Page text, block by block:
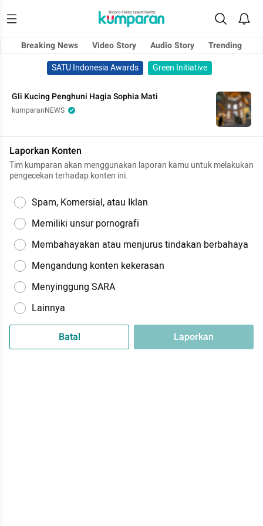
Breaking News Video Story Audio Story
Trending
SATU Indonesia Awards
Green Initiative
Gli Kucing Penghuni Hagia Sophia Mati
kumparanNEWS
Laporkan Konten
Tim kumparan akan menggunakan laporan kamu untuk melakukan
pengecekan terhadap konten ini.
Spam, Komersial, atau Iklan
Memiliki unsur pornografi
Membahayakan atau menjurus tindakan berbahaya
Mengandung konten kekerasan
Menyinggung SARA
Lainnya
Batal Laporkan